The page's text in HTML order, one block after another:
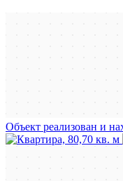
Объект реализован и